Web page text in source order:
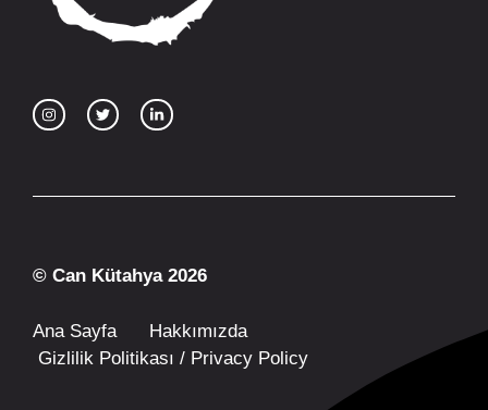
© Can Kütahya 2026
Ana Sayfa
Hakkımızda
Gizlilik Politikası / Privacy Policy